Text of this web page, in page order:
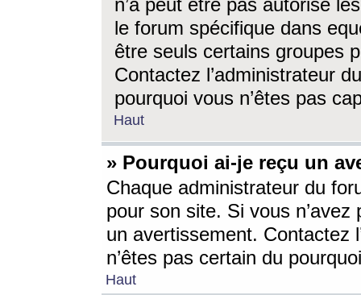
n’a peut être pas autorisé
le forum spécifique dans
être seuls certains groupes
Contactez l’administrateur
pourquoi vous n’êtes pas
Haut
» Pourquoi ai-je reçu un
Chaque administrateur du
pour son site. Si vous
un avertissement. Contactez
n’êtes pas certain du
Haut